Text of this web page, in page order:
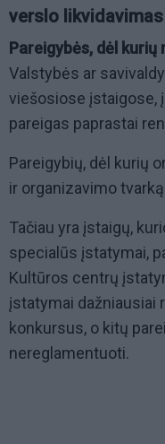
verslo likvidavimas
Pareigybės, dėl
Valstybės ar
viešosiose įstaigose,
pareigas paprastai
Pareigybių, dėl kurių
ir organizavimo
Tačiau yra įstaigų,
specialūs įstatymai,
Kultūros centrų
įstatymai dažniausiai
konkursus, o kitų
nereglamentuoti.